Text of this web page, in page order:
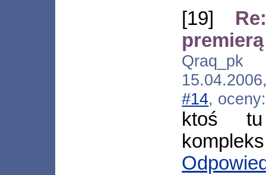
[19]
Qraq_pk
#14,
ktoś